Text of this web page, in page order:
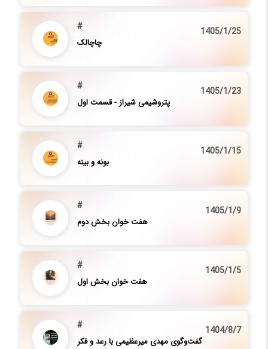
#
چاچالک
1405/1/25
#
پتروشیمی شیراز - قسمت اول
1405/1/23
#
بونه و بینه
1405/1/15
#
هفت خوان بخش دوم
1405/1/9
#
هفت خوان بخش اول
1405/1/5
#
گفت‌وگوی مهدی میرعظیمی با رعد و فکر
1404/8/7